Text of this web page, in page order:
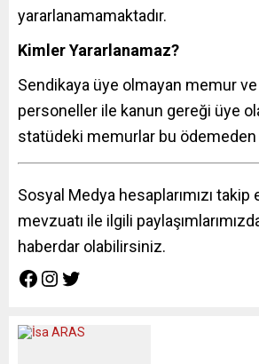
yararlanamamaktadır.
Kimler Yararlanamaz?
Sendikaya üye olmayan memur
personeller ile kanun gereği üye
statüdeki memurlar bu ödemeden
Sosyal Medya hesaplarımızı
mevzuatı ile ilgili
haberdar olabilirsiniz.